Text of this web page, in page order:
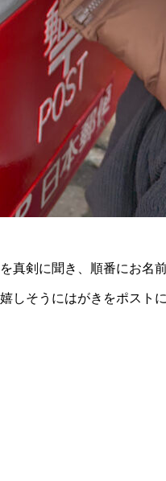
真剣に聞き、順番にお名
しそうにはがきをポスト